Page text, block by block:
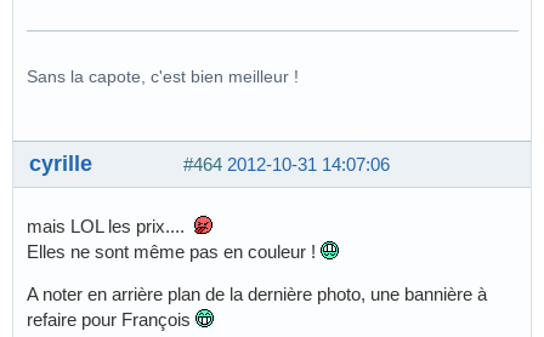
Sans la capote, c'est bien meilleur !
#464 2012-10-31 14:07:06
cyrille
mais LOL les prix....
Elles ne sont même pas en couleur !
A noter en arrière plan de la dernière photo, une bannière à
refaire pour François